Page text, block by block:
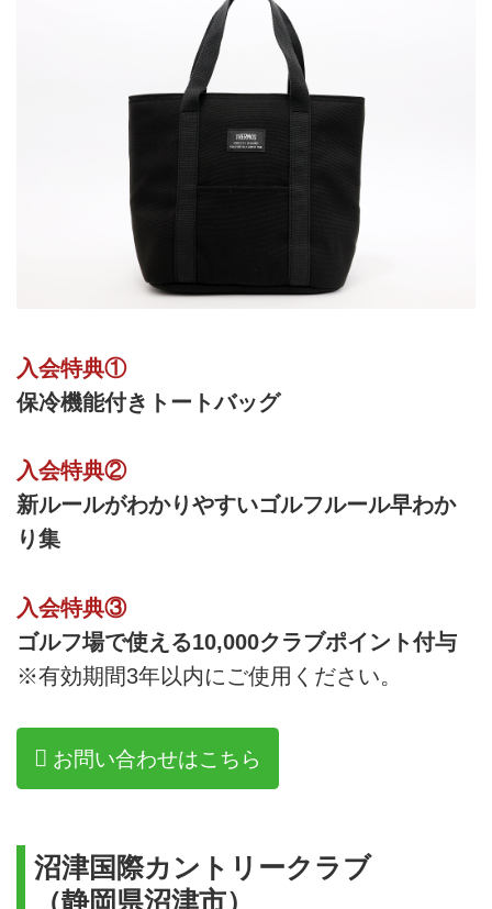
入会特典①
保冷機能付きトートバッグ
入会特典②
新ルールがわかりやすいゴルフルール早わか
り集
入会特典③
ゴルフ場で使える10,000クラブポイント付与
※有効期間3年以内にご使用ください。
お問い合わせはこちら
沼津国際カントリークラブ
（静岡県沼津市）